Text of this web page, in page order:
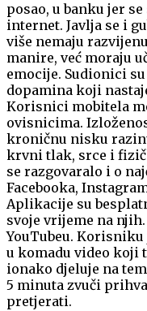
posao, u banku jer
internet. Javlja se i
više nemaju
manire, već moraju
emocije. Sudionici
dopamina koji
Korisnici mobitela
ovisnicima.
kroničnu nisku
krvni tlak, srce i
se razgovaralo i o
Facebooka,
Aplikacije su
svoje vrijeme na
YouTubeu.
u komadu video koji
ionako djeluje na
5 minuta zvuči
pretjerati.